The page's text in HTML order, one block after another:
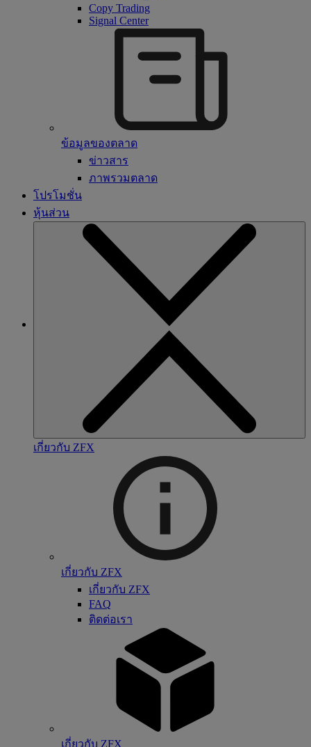
Copy Trading
Signal Center
ข้อมูลของตลาด
ข่าวสาร
ภาพรวมตลาด
โปรโมชั่น
หุ้นส่วน
เกี่ยวกับ ZFX
เกี่ยวกับ ZFX
เกี่ยวกับ ZFX
FAQ
ติดต่อเรา
เกี่ยวกับ ZFX